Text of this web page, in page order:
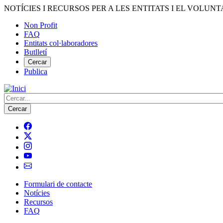
Vés
contingut
NOTÍCIES I RECURSOS PER A LES ENTITATS I EL
Menú
del
compte
d'usuari
Non Profit
FAQ
Entitats col·laboradores
Butlletí
Cercar
Publica
Cerca
Navegació
principal
Formulari de contacte
Notícies
Recursos
FAQ